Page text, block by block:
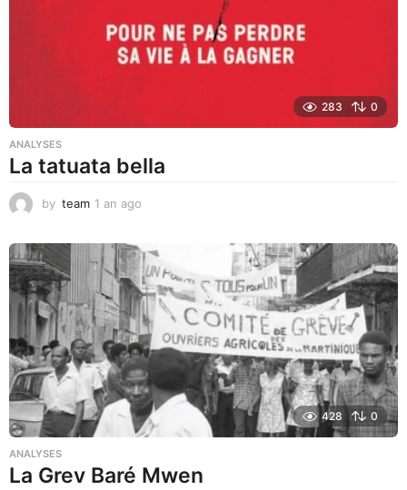
283 0
ANALYSES
La tatuata bella
by team 1 an ago
a
g
o
428 0
ANALYSES
La Grev Baré Mwen